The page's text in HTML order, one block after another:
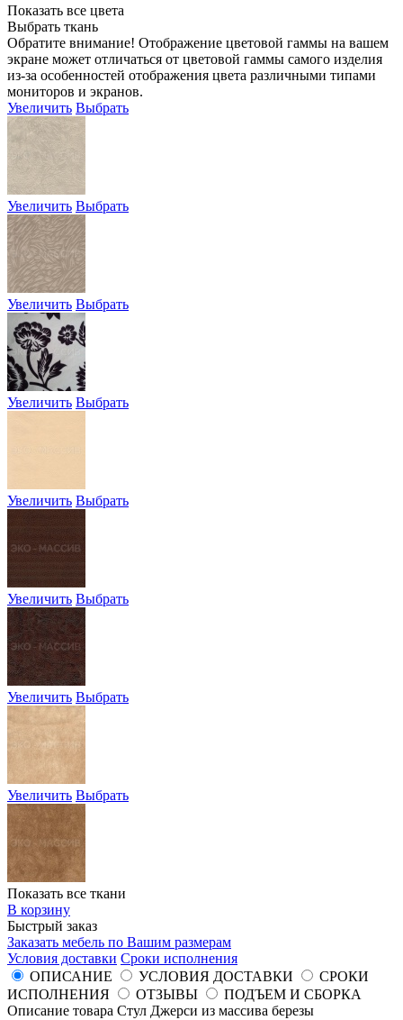
Показать все цвета
Выбрать ткань
Обратите внимание! Отображение цветовой гаммы на вашем
экране может отличаться от цветовой гаммы самого изделия
из-за особенностей отображения цвета различными типами
мониторов и экранов.
Увеличить Выбрать
Увеличить Выбрать
Увеличить Выбрать
Увеличить Выбрать
Увеличить Выбрать
Увеличить Выбрать
Увеличить Выбрать
Увеличить Выбрать
Показать все ткани
В корзину
Быстрый заказ
Заказать мебель по Вашим размерам
Условия доставки Сроки исполнения
ОПИСАНИЕ
УСЛОВИЯ ДОСТАВКИ
СРОКИ
ИСПОЛНЕНИЯ
ОТЗЫВЫ
ПОДЪЕМ И СБОРКА
Описание товара Стул Джерси из массива березы